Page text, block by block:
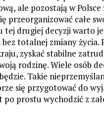
ale pozostają w Polsce
przeorganizować całe
tej drugiej decyzji warto
totalnej zmiany życia.
zyskać stabilne
rodzinę. Wiele osób
Takie
się przygotować do
po prostu wychodzić z